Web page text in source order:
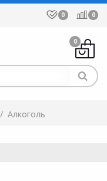
0 0
0
Алкоголь